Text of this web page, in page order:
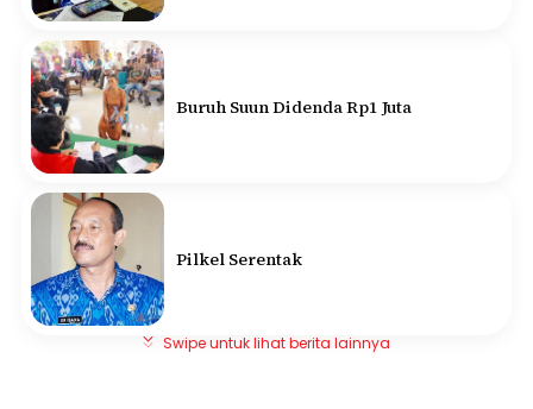
Buruh Suun Didenda Rp1 Juta
Pilkel Serentak
Swipe untuk lihat berita lainnya